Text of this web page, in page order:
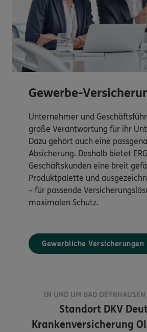
Gewerbe-
Unternehmer und
große Verantwortung für ihr
Dazu gehört auch eine
Absicherung. Deshalb bietet
Geschäftskunden eine breit
Produktpalette und
– für passende
maximalen Schutz.
Gewerbliche Versicherungen
IN UND UM BAD
Standort DKV
Krankenversicherung